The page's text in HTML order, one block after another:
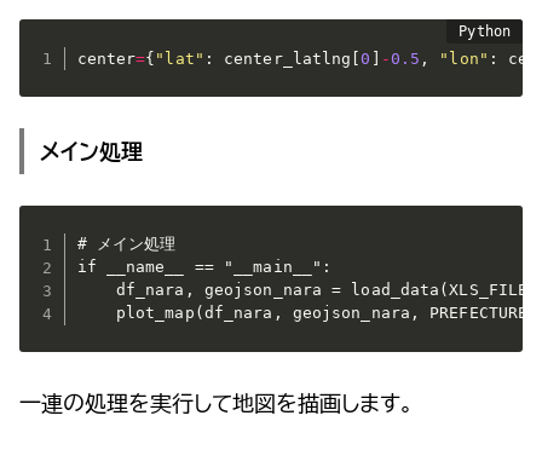
center={ "lat" : center_latlng [0 ] -0.5 , "lon" :
メイン処理
# メイン処理
if __name__ == "__main__":
df_nara, geojson_nara =
    plot_map(df_nara, geojson_nara, PREFECTURE)
一連の処理を実行して地図を描画します。